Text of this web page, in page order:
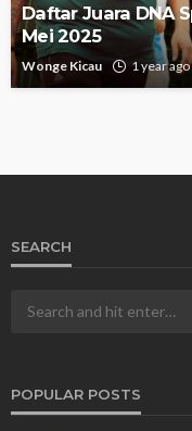
Daftar Juara DNA
Mei 2025
Wonge Kicau 1 year ago
SEARCH
POPULAR POSTS